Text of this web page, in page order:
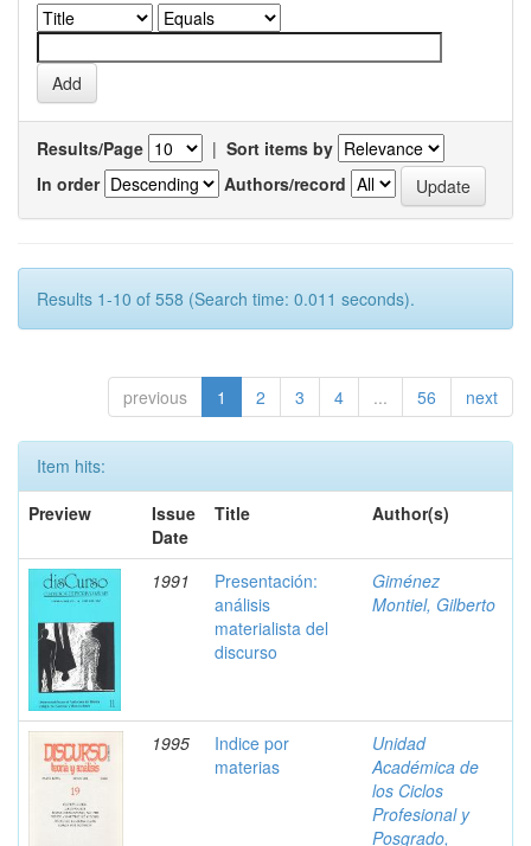
Results/Page | Sort items by
In order
Authors/record
Results 1-10 of 558 (Search time: 0.011 seconds).
previous 1 2 3 4 ... 56 next
Item hits:
Preview
Issue
Date
Title Author(s)
1991
Presentación:
análisis
materialista del
discurso
Giménez
Montiel, Gilberto
1995
Indice por
materias
Unidad
Académica de
los Ciclos
Profesional y
Posgrado,